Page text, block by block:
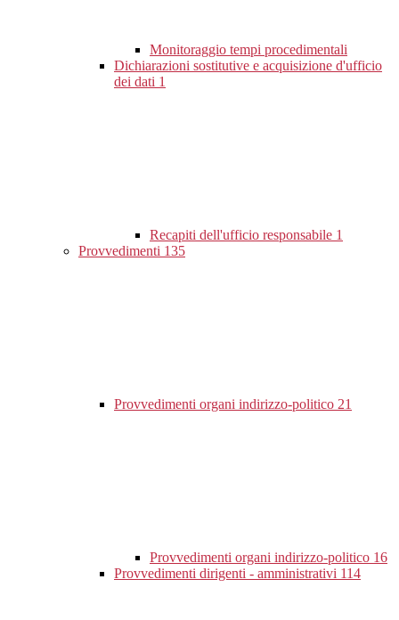
Monitoraggio tempi procedimentali
Dichiarazioni sostitutive e acquisizione d'ufficio
dei dati 1
Recapiti dell'ufficio responsabile 1
Provvedimenti 135
Provvedimenti organi indirizzo-politico 21
Provvedimenti organi indirizzo-politico 16
Provvedimenti dirigenti - amministrativi 114